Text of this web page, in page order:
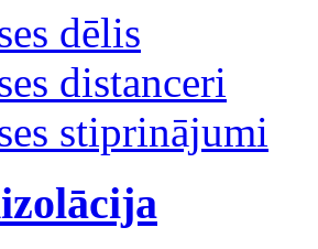
dēlis
distanceri
stiprinājumi